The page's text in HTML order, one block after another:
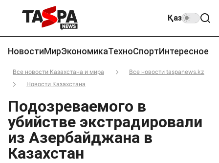
Қаз
НовостиМирЭкономикаТехноСпортИнтересное
Все новости Казахстана и мира
Все новости taspanews.kz
Новости Казахстана
Подозреваемого в
убийстве экстрадировали
из Азербайджана в
Казахстан